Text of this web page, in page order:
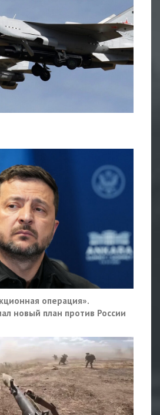
операция».
новый план против России